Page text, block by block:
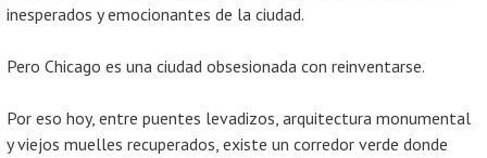
inesperados y emocionantes de la ciudad.
Pero Chicago es una ciudad obsesionada con reinventarse.
Por eso hoy, entre puentes levadizos, arquitectura monumental
y viejos muelles recuperados, existe un corredor verde donde